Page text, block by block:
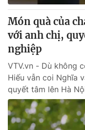
Món quà của
với anh chị,
nghiệp
VTV.vn - Dù không
Hiếu vẫn coi Nghĩa
quyết tâm lên Hà